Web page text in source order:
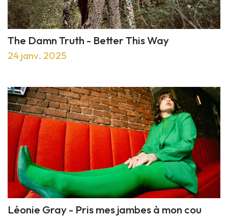
The Damn Truth - Better This Way
24 janv. 2025
Léonie Gray - Pris mes jambes à mon cou